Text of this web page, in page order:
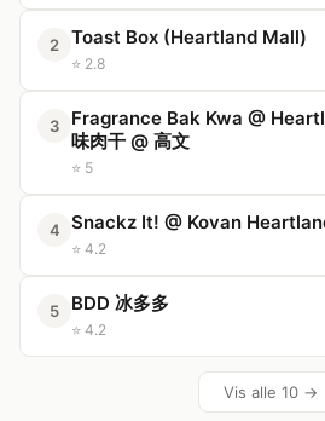
2 Toast Box (Heartland Mall)
⭐ 2.8
3
Fragrance Bak Kwa @
味肉干 @ 高文
⭐ 5
4 Snackz It! @ Kovan
⭐ 4.2
5 BDD 冰多多
⭐ 4.2
Vis alle 10 →